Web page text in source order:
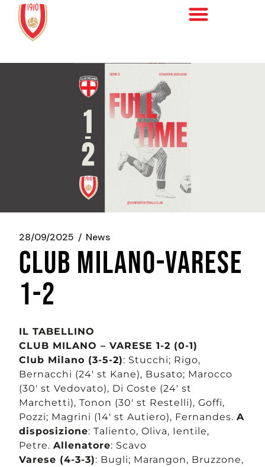
28/09/2025 News
CLUB MILANO-VARESE
1-2
IL TABELLINO
CLUB MILANO – VARESE 1-2 (0-1)
Club Milano (3-5-2): Stucchi; Rigo,
Bernacchi (24′ st Kane), Busato; Marocco
(30′ st Vedovato), Di Coste (24′ st
Marchetti), Tonon (30′ st Restelli), Goffi,
Pozzi; Magrini (14′ st Autiero), Fernandes. A
disposizione: Taliento, Oliva, Ientile,
Petre. Allenatore: Scavo
Varese (4-3-3): Bugli; Marangon, Bruzzone,